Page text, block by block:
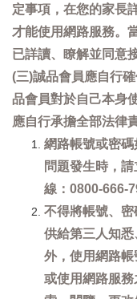
定事項，在您的家長
才能使用網路服務。
已詳讀、瞭解並同意
(三)誠品會員應自行
品會員對於自己本身
應自行承擔全部法律
網路帳號或密
問題發生時，
線：0800-666-
不得將帳號、
供給第三人知
外，使用網路
或使用網路服